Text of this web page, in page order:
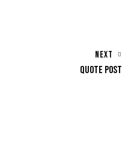
NEXT
QUOTE POST